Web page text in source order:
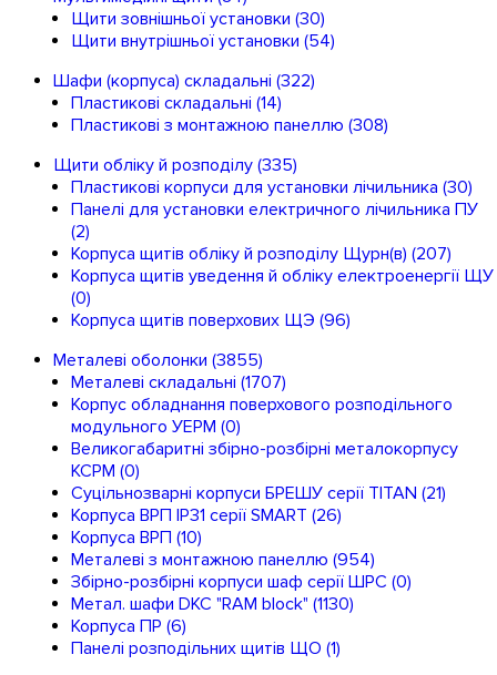
Щити зовнішньої установки (30)
Щити внутрішньої установки (54)
Шафи (корпуса) складальні (322)
Пластикові складальні (14)
Пластикові з монтажною панеллю (308)
Щити обліку й розподілу (335)
Пластикові корпуси для установки лічильника (30)
Панелі для установки електричного лічильника ПУ
(2)
Корпуса щитів обліку й розподілу Щурн(в) (207)
Корпуса щитів уведення й обліку електроенергії ЩУ
(0)
Корпуса щитів поверхових ЩЭ (96)
Металеві оболонки (3855)
Металеві складальні (1707)
Корпус обладнання поверхового розподільного
модульного УЕРМ (0)
Великогабаритні збірно-розбірні металокорпусу
КСРМ (0)
Суцільнозварні корпуси БРЕШУ серії TITAN (21)
Корпуса ВРП IP31 серії SMART (26)
Корпуса ВРП (10)
Металеві з монтажною панеллю (954)
Збірно-розбірні корпуси шаф серії ШРС (0)
Метал. шафи DKC "RAM block" (1130)
Корпуса ПР (6)
Панелі розподільних щитів ЩО (1)